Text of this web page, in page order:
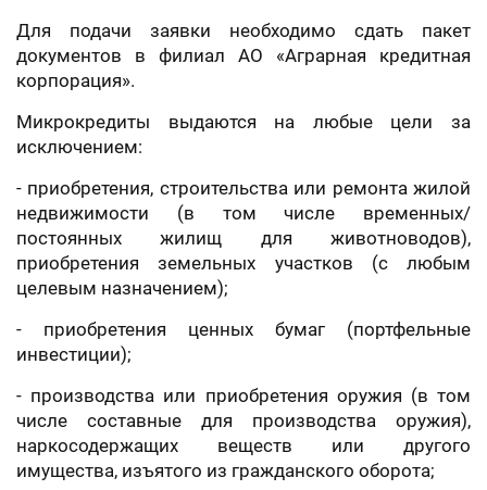
Для подачи заявки необходимо сдать пакет
документов в филиал АО «Аграрная кредитная
корпорация».
Микрокредиты выдаются на любые цели за
исключением:
- приобретения, строительства или ремонта жилой
недвижимости (в том числе временных/
постоянных жилищ для животноводов),
приобретения земельных участков (с любым
целевым назначением);
- приобретения ценных бумаг (портфельные
инвестиции);
- производства или приобретения оружия (в том
числе составные для производства оружия),
наркосодержащих веществ или другого
имущества, изъятого из гражданского оборота;